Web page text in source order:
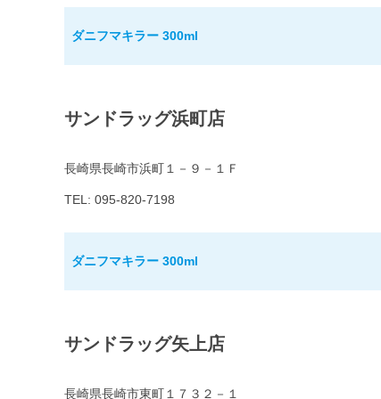
ダニフマキラー 300ml
サンドラッグ浜町店
長崎県長崎市浜町１－９－１Ｆ
TEL: 095-820-7198
ダニフマキラー 300ml
サンドラッグ矢上店
長崎県長崎市東町１７３２－１